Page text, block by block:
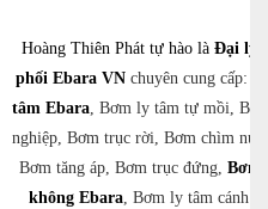
Hoàng Thiên Phát tự hào là Đại lý
phối Ebara VNchuyên cung cấp:
tâm Ebara, Bơm ly tâm tự mồi,
nghiệp, Bơm trục rời, Bơm chìm
Bơm tăng áp, Bơm trục đứng, Bơm
không Ebara, Bơm ly tâm cánh